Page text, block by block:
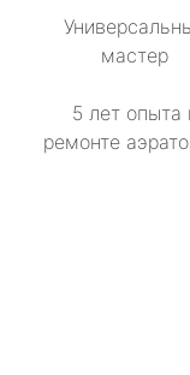
мастер
5 лет опыта
ремонте